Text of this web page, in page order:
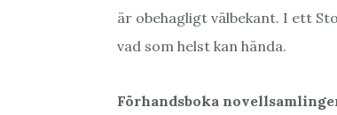
är obehagligt välbekant. I ett
vad som helst kan hända.
Förhandsboka